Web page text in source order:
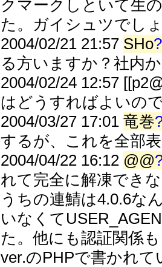
クマークしといて生
た。ガイシュツでし
2004/02/21 21:57 SHo?
る方いますか？社内
2004/02/24 12:57
はどうすればよいの
2004/03/27 17:01竜巻
するが、これを全部
2004/04/22 16:12 @@
れて完全に解凍でき
うちの連鯖は4.0.6な
いなくて
た。他にも認証関係
ver.のPHPで書かれ